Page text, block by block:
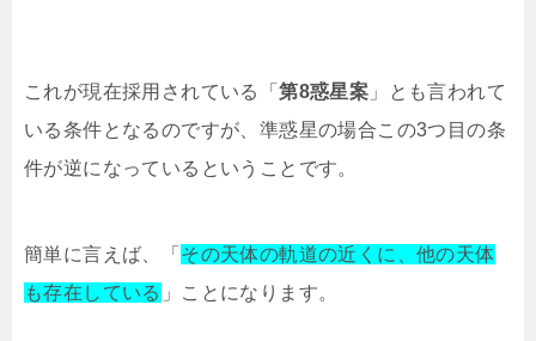
これが現在採用されている「第8惑星案 」とも言われて
いる条件となるのですが、準惑星の場合この3つ目の条
件が逆になっているということです。
簡単に言えば、「 その天体の軌道の近くに、他の天体
も存在している 」ことになります。